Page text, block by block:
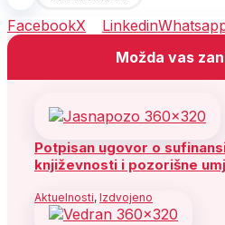
FacebookX Linkedin
Možda vas
Potpisan ugovor o
književnosti i pozorišne
Aktuelnosti, Izdvojeno